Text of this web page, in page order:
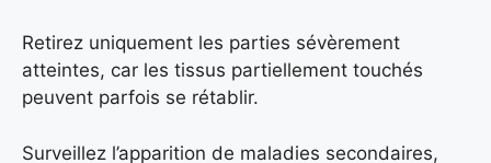
Retirez uniquement les parties sévèrement
atteintes, car les tissus partiellement touchés
peuvent parfois se rétablir.
Surveillez l’apparition de maladies secondaires,